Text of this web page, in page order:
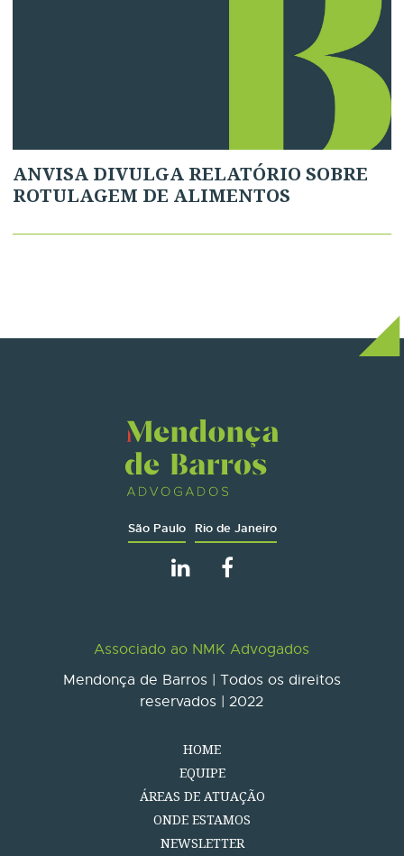
ANVISA DIVULGA RELATÓRIO SOBRE
ROTULAGEM DE ALIMENTOS
São Paulo Rio de Janeiro
Associado ao NMK Advogados
Mendonça de Barros | Todos os direitos
reservados | 2022
HOME
EQUIPE
ÁREAS DE ATUAÇÃO
ONDE ESTAMOS
NEWSLETTER